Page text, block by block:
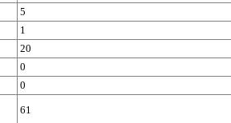
5
1
20
0
0
61